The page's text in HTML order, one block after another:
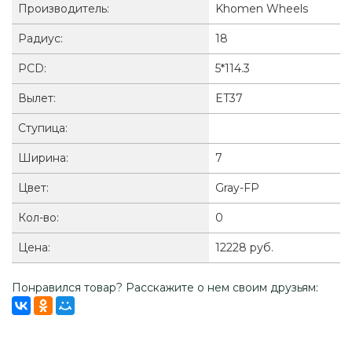
Производитель: Khomen Wheels
Радиус: 18
PCD: 5*114.3
Вылет: ET37
Ступица:
Ширина: 7
Цвет: Gray-FP
Кол-во: 0
Цена: 12228 руб.
Понравился товар? Расскажите о нем своим друзьям: